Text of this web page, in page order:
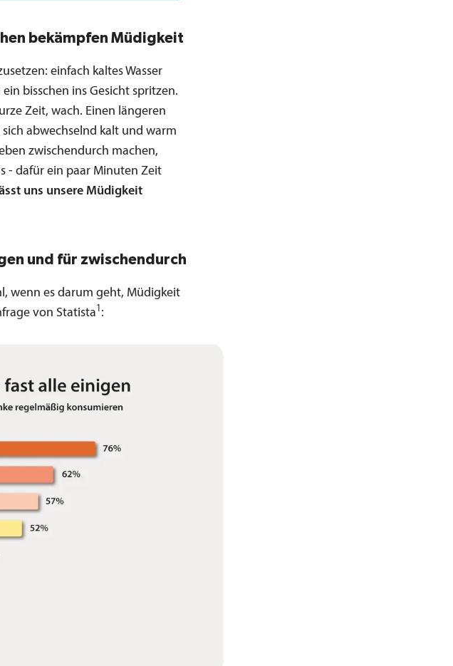
bekämpfen Müdigkeit
einfach kaltes Wasser
bisschen ins Gesicht spritzen.
Zeit, wach. Einen längeren
sich abwechselnd kalt und warm
zwischendurch machen,
- dafür ein paar Minuten Zeit
uns unsere Müdigkeit
und für zwischendurch
wenn es darum geht, Müdigkeit
von Statista1 :